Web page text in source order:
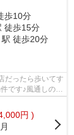
歩10分
徒歩15分
駅 徒歩20分
だったら歩いてす
です♪風通しの良
円 )